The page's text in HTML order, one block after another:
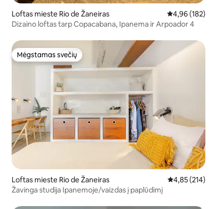
Loftas mieste Rio de Žaneiras Vidutinis
4,96 (182)
Dizaino loftas tarp Copacabana, Ipanema ir Arpoador 4
Mėgstamas svečių
Mėgstamas svečių
Loftas mieste Rio de Žaneiras Vidutinis
4,85 (214)
Žavinga studija Ipanemoje/vaizdas į paplūdimį